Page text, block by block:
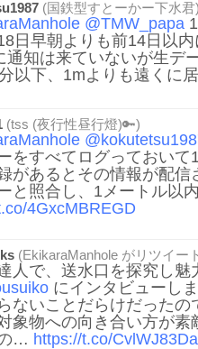
(国鉄型すとーかー下水君
@TMW_papa
日早朝よりも前14日以
通知は来ていないが生デ
以下、1mよりも遠くに
(tss (夜行性昼行燈)🔑)
をすべてログっておい
があるとその情報が配
と照合し、1メートル以
4GxcMBREGD
(EkikaraManhole がリツイー
人で、送水口を探究し魅
にインタビューし
ないことだらけだったの
象物への向き合い方が
… https://t.co/